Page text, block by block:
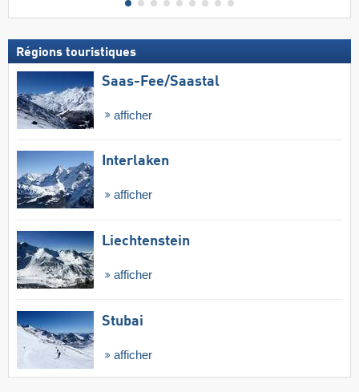
Régions touristiques
Saas-Fee/​Saastal
afficher
Interlaken
afficher
Liechtenstein
afficher
Stubai
afficher